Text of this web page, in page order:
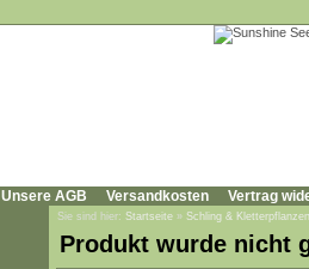
Unsere AGB Versandkosten Vertrag
Sie sind hier: Startseite » Schling & Kletterpflanzen
Produkt wurde nicht